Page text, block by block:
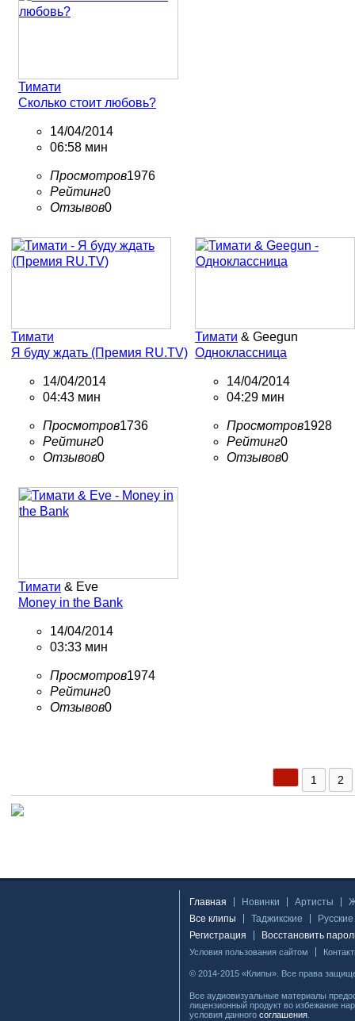
Тимати
Сколько стоит любовь?
14/04/2014
06:58 мин
Просмотров1976
Рейтинг0
Отзывов0
Тимати
Я буду ждать (Премия RU.TV)
14/04/2014
04:43 мин
Просмотров1736
Рейтинг0
Отзывов0
Тимати & Geegun
Одноклассница
14/04/2014
04:29 мин
Просмотров1928
Рейтинг0
Отзывов0
Тимати & Eve
Money in the Bank
14/04/2014
03:33 мин
Просмотров1974
Рейтинг0
Отзывов0
1 2
Главная Новинки Артисты
Все клипы
Таджикские
Русские
Регистрация
Восстановить
Условия пользования сайтом
© 2014-2015 «Клипы». Все права
Все аудиовизуальные материалы
лицензионный продукт во избежание
условия данного соглашения